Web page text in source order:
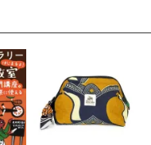
クショップ in バラカギ
ィンガティンガを描こ
荷！